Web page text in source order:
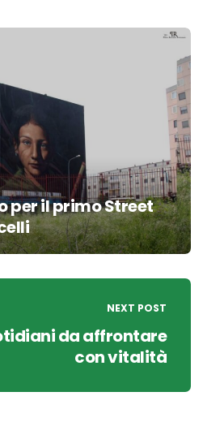
per il primo Street
NEXT POST
da affrontare
con vitalità